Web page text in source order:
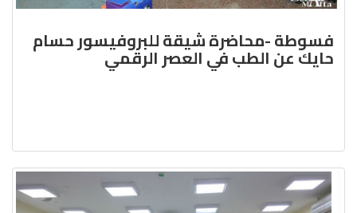
فسوطة -محاضرة شيقة للبروفيسور حسام
حايك عن الطب في العصر الرقمي